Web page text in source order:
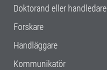
Doktorand eller handledare
Forskare
Handläggare
Kommunikatör